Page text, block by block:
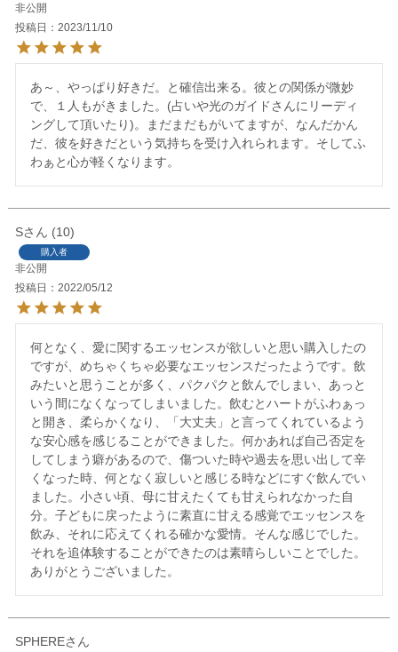
非公開
投稿日
2023/11/10
あ～、やっぱり好きだ。と確信出来る。彼との関係が微妙
で、１人もがきました。(占いや光のガイドさんにリーディ
ングして頂いたり)。まだまだもがいてますが、なんだかん
だ、彼を好きだという気持ちを受け入れられます。そしてふ
わぁと心が軽くなります。
S 10
購入者
非公開
投稿日
2022/05/12
何となく、愛に関するエッセンスが欲しいと思い購入したの
ですが、めちゃくちゃ必要なエッセンスだったようです。飲
みたいと思うことが多く、パクパクと飲んでしまい、あっと
いう間になくなってしまいました。飲むとハートがふわぁっ
と開き、柔らかくなり、「大丈夫」と言ってくれているよう
な安心感を感じることができました。何かあれば自己否定を
してしまう癖があるので、傷ついた時や過去を思い出して辛
くなった時、何となく寂しいと感じる時などにすぐ飲んでい
ました。小さい頃、母に甘えたくても甘えられなかった自
分。子どもに戻ったように素直に甘える感覚でエッセンスを
飲み、それに応えてくれる確かな愛情。そんな感じでした。
それを追体験することができたのは素晴らしいことでした。
SPHERE